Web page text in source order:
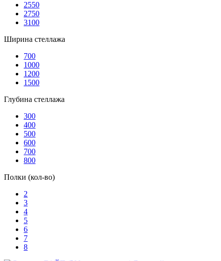
2550
2750
3100
Ширина стеллажа
700
1000
1200
1500
Глубина стеллажа
300
400
500
600
700
800
Полки (кол-во)
2
3
4
5
6
7
8